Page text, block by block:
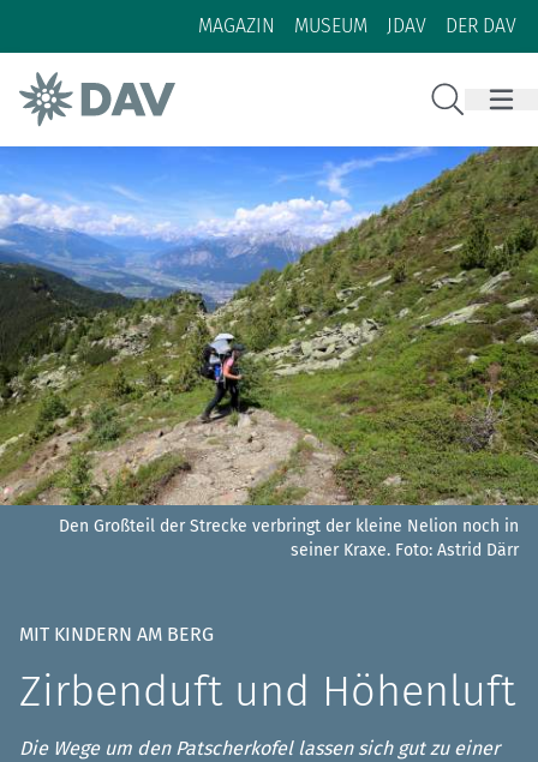
Zum Inhalt
Zur Footer-Navigation
MAGAZIN MUSEUM JDAV DER DAV
Den Großteil der Strecke verbringt der kleine Nelion noch in
seiner Kraxe. Foto: Astrid Därr
MIT KINDERN AM BERG
Zirbenduft und Höhenluft
Die Wege um den Patscherkofel lassen sich gut zu einer